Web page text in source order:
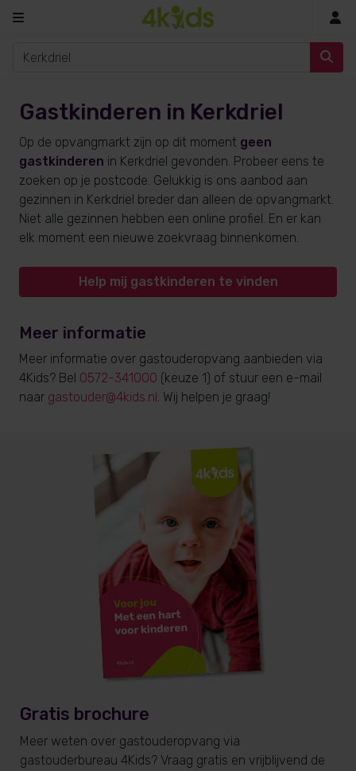
Gastkinderen in Kerkdriel
Op de opvangmarkt zijn op dit moment geen
gastkinderen in Kerkdriel gevonden. Probeer eens te
zoeken op je postcode. Gelukkig is ons aanbod aan
gezinnen in Kerkdriel breder dan alleen de opvangmarkt.
Niet alle gezinnen hebben een online profiel. En er kan
elk moment een nieuwe zoekvraag binnenkomen.
Help mij gastkinderen te vinden
Meer informatie
Meer informatie over gastouderopvang aanbieden via
4Kids? Bel 0572-341000 (keuze 1) of stuur een e-mail
naar gastouder@4kids.nl. Wij helpen je graag!
Gratis brochure
Meer weten over gastouderopvang via
gastouderbureau 4Kids? Vraag gratis en vrijblijvend de